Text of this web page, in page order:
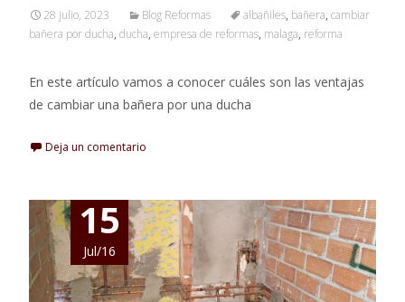
28 julio, 2023 Blog Reformas albañiles, bañera, cambiar
bañera por ducha, ducha, empresa de reformas, malaga, reforma
En este artículo vamos a conocer cuáles son las ventajas
de cambiar una bañera por una ducha
Deja un comentario
15
Jul/16